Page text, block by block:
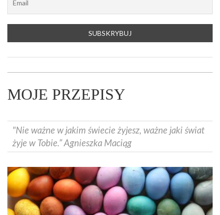
MOJE PRZEPISY
"Nie ważne w jakim świecie żyjesz, ważne jaki świat
żyje w Tobie.” Agnieszka Maciąg